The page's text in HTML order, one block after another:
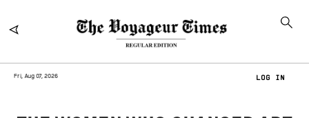
Fri, Aug 07, 2026 LOG IN